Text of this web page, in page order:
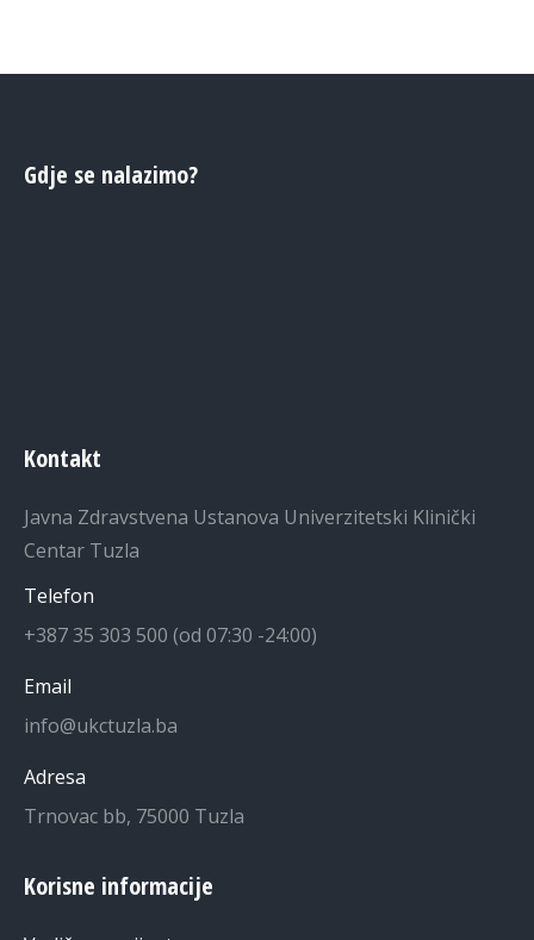
Gdje se nalazimo?
Kontakt
Javna Zdravstvena Ustanova Univerzitetski Klinički
Centar Tuzla
Telefon
+387 35 303 500 (od 07:30 -24:00)
Email
info@ukctuzla.ba
Adresa
Trnovac bb, 75000 Tuzla
Korisne informacije